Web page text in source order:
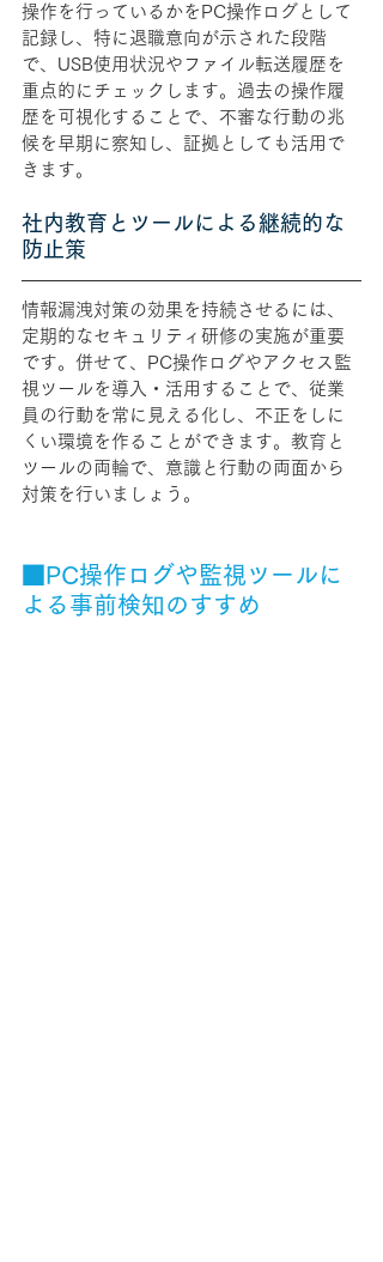
操作を行っているかをPC操作ログとして
記録し、特に退職意向が示された段階
で、USB使用状況やファイル転送履歴を
重点的にチェックします。過去の操作履
歴を可視化することで、不審な行動の兆
候を早期に察知し、証拠としても活用で
きます。
社内教育とツールによる継続的な
防止策
情報漏洩対策の効果を持続させるには、
定期的なセキュリティ研修の実施が重要
です。併せて、PC操作ログやアクセス監
視ツールを導入・活用することで、従業
員の行動を常に見える化し、不正をしに
くい環境を作ることができます。教育と
ツールの両輪で、意識と行動の両面から
対策を行いましょう。
■PC操作ログや監視ツールに
よる事前検知のすすめ